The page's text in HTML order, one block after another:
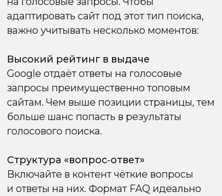
из важнейших факторов ранжирования
в Google. Он показывает поисковой
в сети. Основные аспекты качественного
Качество доноров:
с авторитетных, посещаемых
и безопасных сайтов ценятся выше всего.
Тематическая релевантность: ссылки
с ресурсов, близких по тематике,
передают больше ценности.
листа:переоптимизация анкорами
может привести к санкциям, поэтому
важно сочетать ключевые слова
с нейтральными и брендовыми